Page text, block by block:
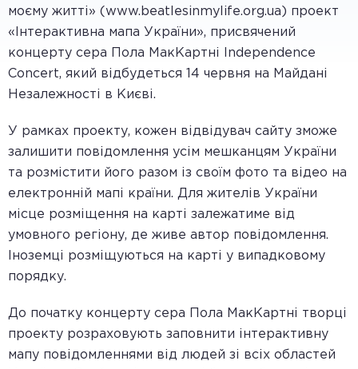
моєму житті» (www.beatlesinmylife.org.ua) проект
«Інтерактивна мапа України», присвячений
концерту сера Пола МакКартні Independence
Concert, який відбудеться 14 червня на Майдані
Незалежності в Києві.
У рамках проекту, кожен відвідувач сайту зможе
залишити повідомлення усім мешканцям України
та розмістити його разом із своїм фото та відео на
електронній мапі країни. Для жителів України
місце розміщення на карті залежатиме від
умовного регіону, де живе автор повідомлення.
Іноземці розміщуються на карті у випадковому
порядку.
До початку концерту сера Пола МакКартні творці
проекту розраховують заповнити інтерактивну
мапу повідомленнями від людей зі всіх областей